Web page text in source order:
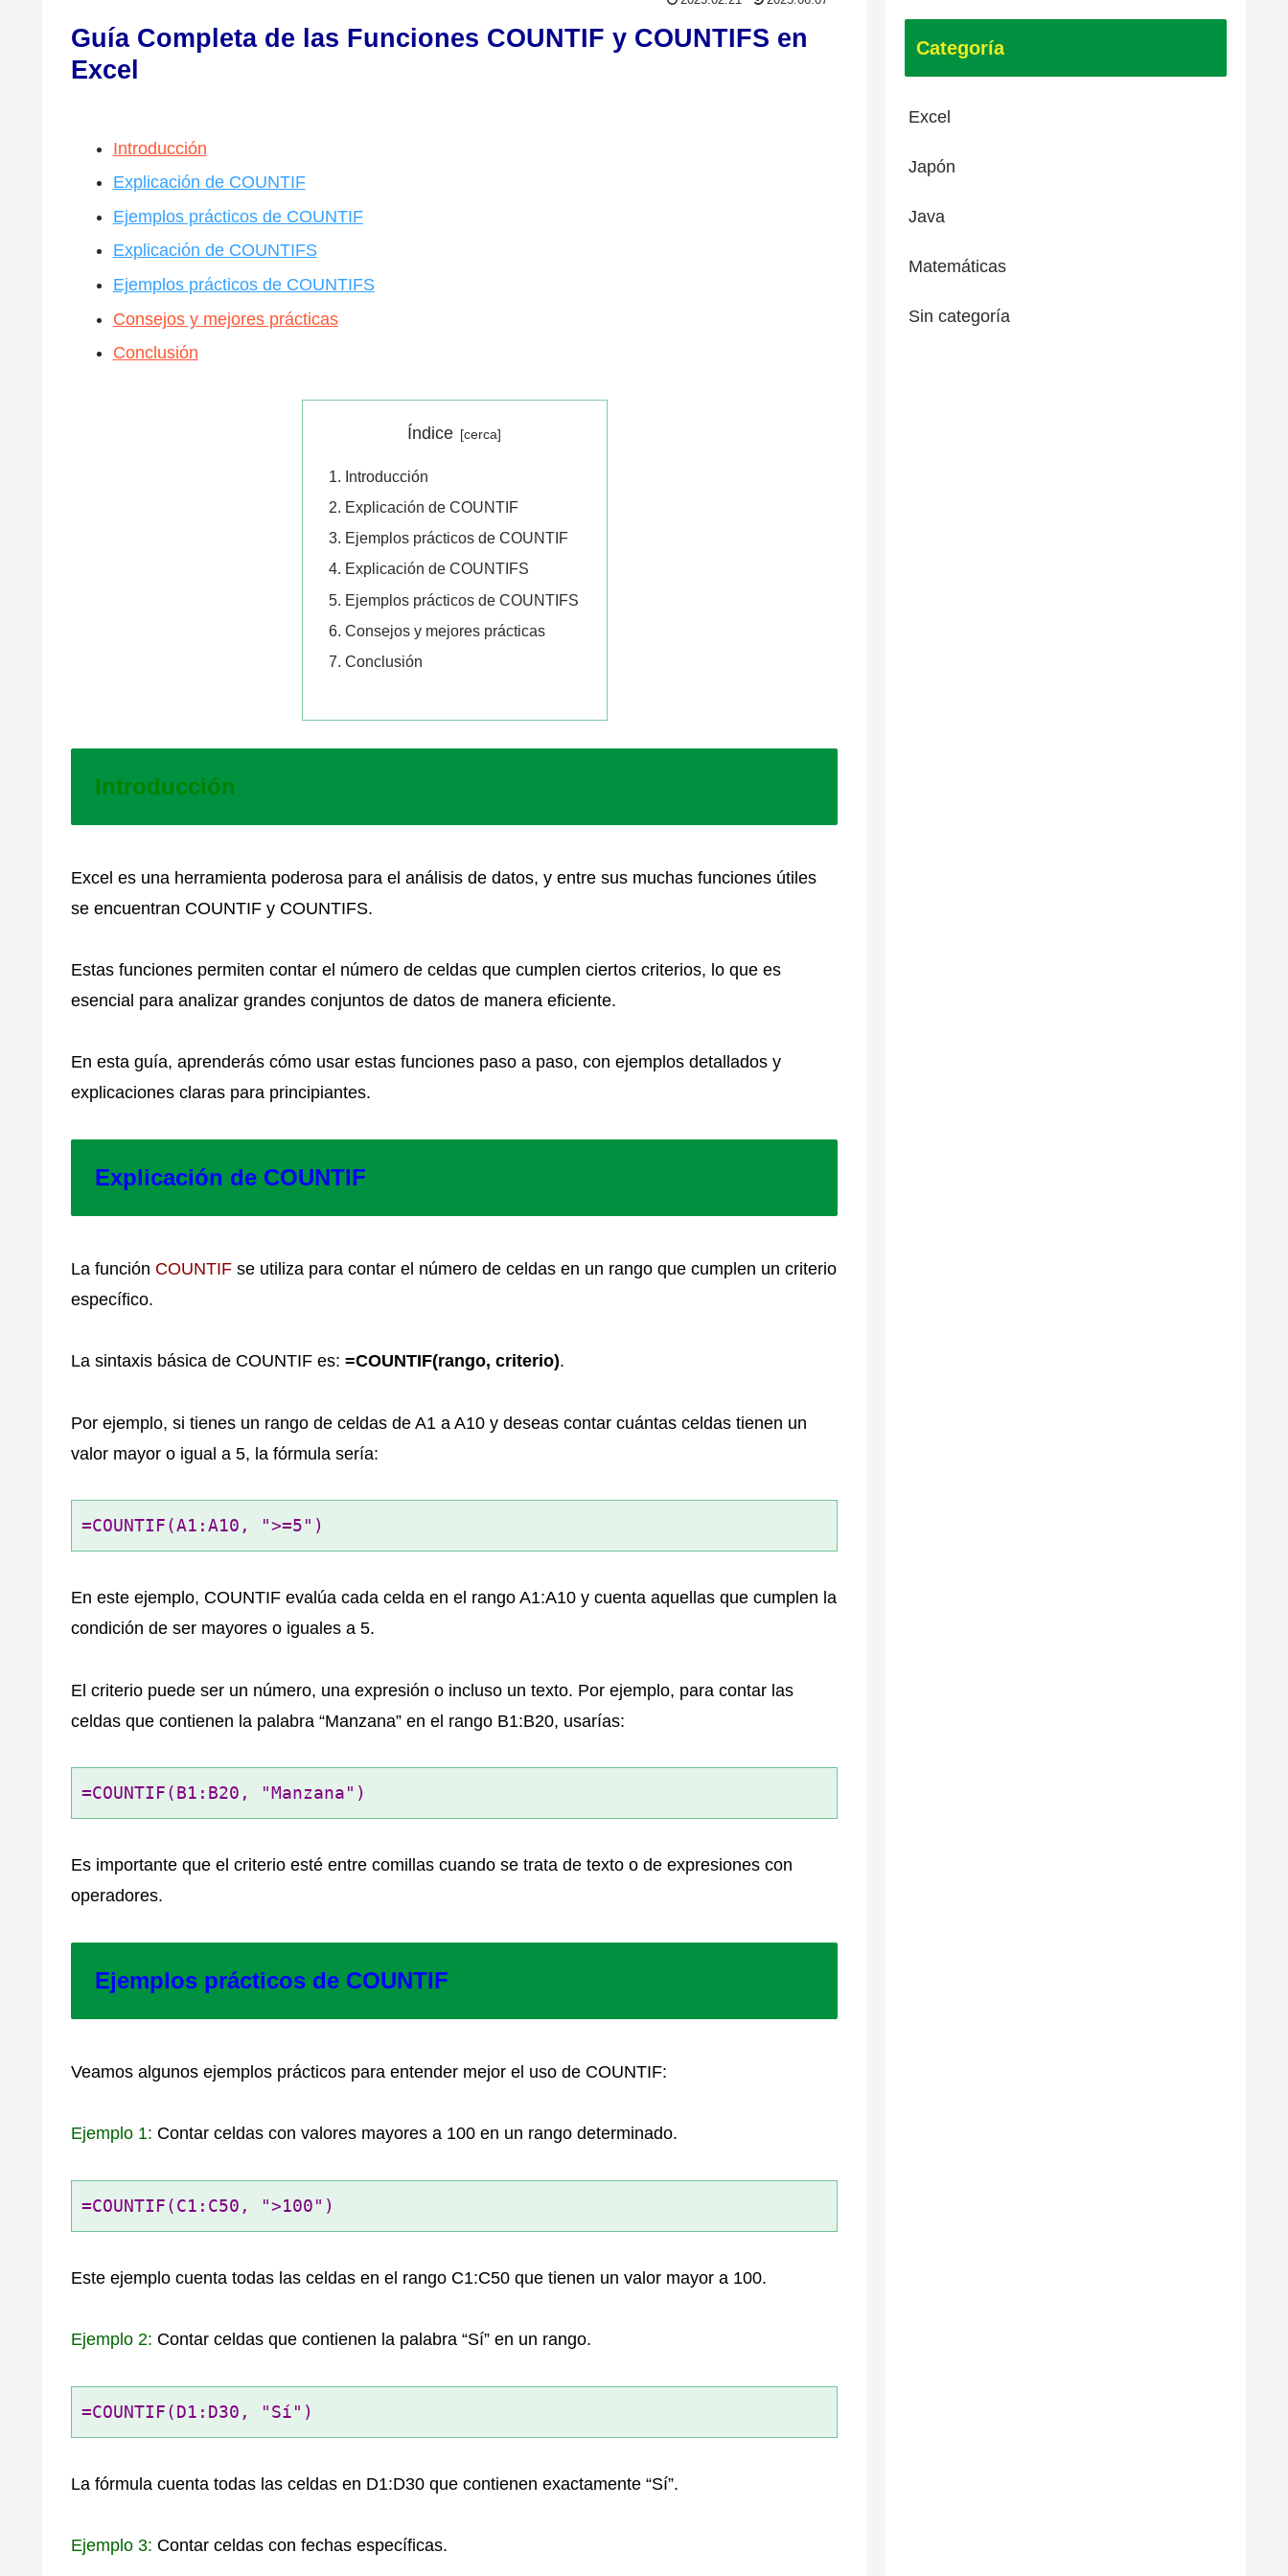
Guía Completa de las Funciones COUNTIF y COUNTIFS en
Excel
Introducción
Explicación de COUNTIF
Ejemplos prácticos de COUNTIF
Explicación de COUNTIFS
Ejemplos prácticos de COUNTIFS
Consejos y mejores prácticas
Conclusión
Índice
Introducción
Explicación de COUNTIF
Ejemplos prácticos de COUNTIF
Explicación de COUNTIFS
Ejemplos prácticos de COUNTIFS
Consejos y mejores prácticas
Conclusión
Introducción
Excel es una herramienta poderosa para el análisis de datos, y entre sus muchas funciones útiles
se encuentran COUNTIF y COUNTIFS.
Estas funciones permiten contar el número de celdas que cumplen ciertos criterios, lo que es
esencial para analizar grandes conjuntos de datos de manera eficiente.
En esta guía, aprenderás cómo usar estas funciones paso a paso, con ejemplos detallados y
explicaciones claras para principiantes.
Explicación de COUNTIF
La función COUNTIF se utiliza para contar el número de celdas en un rango que cumplen un criterio
específico.
La sintaxis básica de COUNTIF es: =COUNTIF(rango, criterio).
Por ejemplo, si tienes un rango de celdas de A1 a A10 y deseas contar cuántas celdas tienen un
valor mayor o igual a 5, la fórmula sería:
=COUNTIF(A1:A10, ">=5")
En este ejemplo, COUNTIF evalúa cada celda en el rango A1:A10 y cuenta aquellas que cumplen la
condición de ser mayores o iguales a 5.
El criterio puede ser un número, una expresión o incluso un texto. Por ejemplo, para contar las
celdas que contienen la palabra “Manzana” en el rango B1:B20, usarías:
=COUNTIF(B1:B20, "Manzana")
Es importante que el criterio esté entre comillas cuando se trata de texto o de expresiones con
operadores.
Ejemplos prácticos de COUNTIF
Veamos algunos ejemplos prácticos para entender mejor el uso de COUNTIF:
Ejemplo 1: Contar celdas con valores mayores a 100 en un rango determinado.
=COUNTIF(C1:C50, ">100")
Este ejemplo cuenta todas las celdas en el rango C1:C50 que tienen un valor mayor a 100.
Ejemplo 2: Contar celdas que contienen la palabra “Sí” en un rango.
=COUNTIF(D1:D30, "Sí")
La fórmula cuenta todas las celdas en D1:D30 que contienen exactamente “Sí”.
Ejemplo 3: Contar celdas con fechas específicas.
Categoría
Excel
Japón
Java
Matemáticas
Sin categoría